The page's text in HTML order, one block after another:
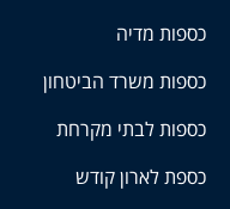
כספות מדיה
כספות משרד הביטחון
כספות לבתי מקרחת
כספת לארון קודש